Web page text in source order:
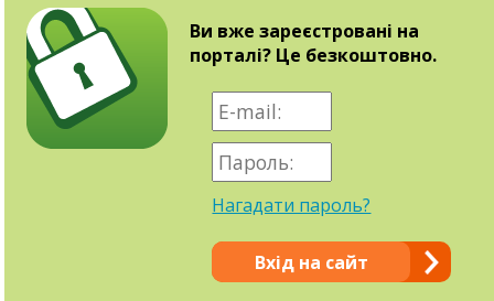
Ви вже зареєстровані на
порталі? Це безкоштовно.
Нагадати пароль?
Вхід на сайт